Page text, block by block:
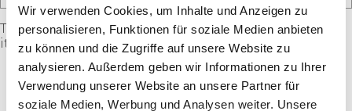
Wir verwenden Cookies, um Inhalte und Anzeigen zu
personalisieren, Funktionen für soziale Medien anbieten
zu können und die Zugriffe auf unsere Website zu
analysieren. Außerdem geben wir Informationen zu Ihrer
Verwendung unserer Website an unsere Partner für
soziale Medien, Werbung und Analysen weiter. Unsere
The admin of this site has disabled this download
item page.